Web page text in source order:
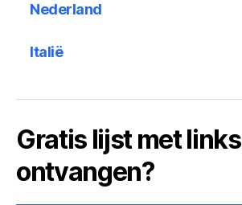
Nederland
Italië
Gratis lijst met links
ontvangen?